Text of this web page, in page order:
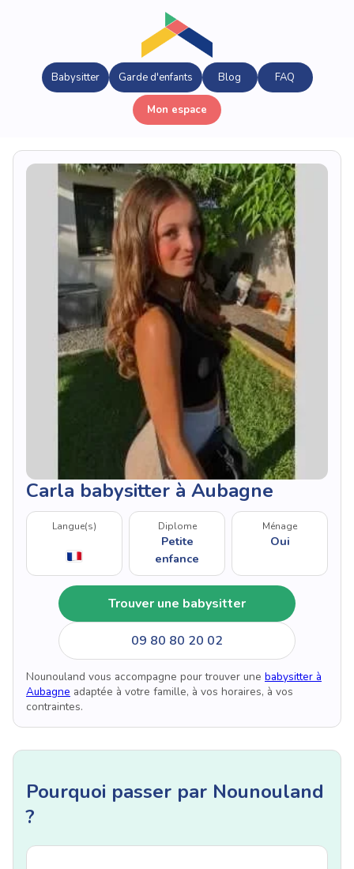
Babysitter Garde d'enfants Blog FAQ
Mon espace
Carla babysitter à Aubagne
Langue(s) Diplome
Petite
enfance
Ménage
Oui
Trouver une babysitter
09 80 80 20 02
Nounouland vous accompagne pour trouver une babysitter à
Aubagne adaptée à votre famille, à vos horaires, à vos
contraintes.
Pourquoi passer par Nounouland
?